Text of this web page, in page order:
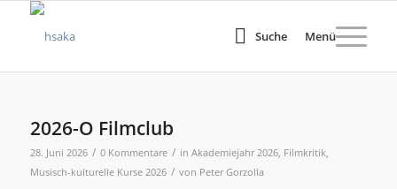
Suche Menü
2026-O Filmclub
28. Juni 2026 / 0 Kommentare / in Akademiejahr 2026, Filmkritik,
Musisch-kulturelle Kurse 2026 / von Peter Gorzolla